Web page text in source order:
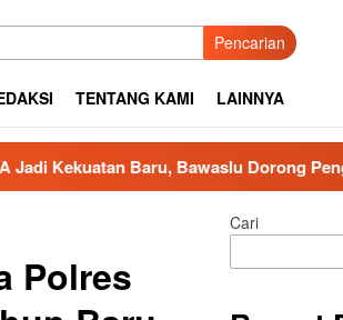
Pencarian
TENTANG KAMI LAINNYA
Baru, Bawaslu Dorong Pengawasan
Polres
Cari